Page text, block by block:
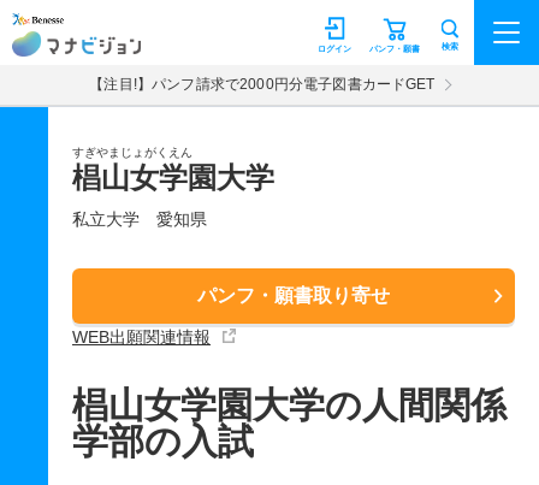
マナビジョン パンフ・願書
ログイン 検索
【注目!】パンフ請求で2000円分電子図書カードGET
すぎやまじょがくえん
椙山女学園大学
私立大学 愛知県
パンフ・願書取り寄せ
WEB出願関連情報
椙山女学園大学の人間関係
学部の入試